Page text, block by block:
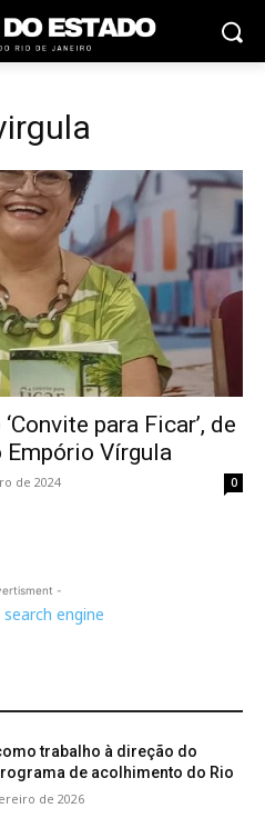
para Ficar’, de
Empório Vírgula
de 2024 0
-
trabalho à direção do
de acolhimento do Rio
de 2026